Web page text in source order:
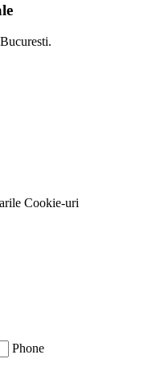
Cookie-uri
Phone